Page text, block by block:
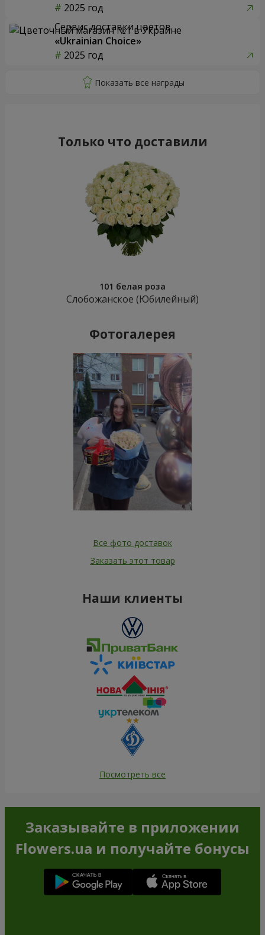
2025 год
Сервис доставки цветов
«Ukrainian Choice»
2025 год
Только что доставили
101 белая роза
Слобожанское (Юбилейный)
Фотогалерея
Все фото доставок
Заказать этот товар
Наши клиенты
Посмотреть все
Заказывайте в приложении
Flowers.ua и получайте бонусы